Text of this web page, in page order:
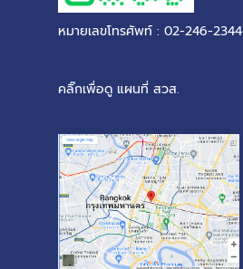
หมายเลขโทรศัพท์ : 02-246-
คลิ๊กเพื่อดู แผนที่ สวส.